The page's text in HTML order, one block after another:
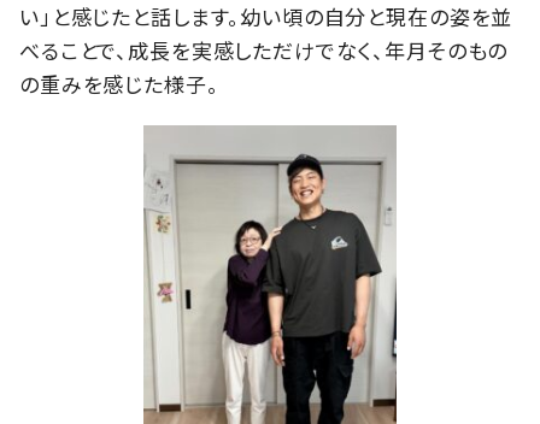
い」と感じたと話します。幼い頃の自分と現在の姿を並
べることで、成長を実感しただけでなく、年月そのもの
の重みを感じた様子。